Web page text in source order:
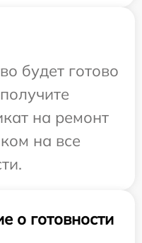
будет готово
на ремонт
на все
о готовности